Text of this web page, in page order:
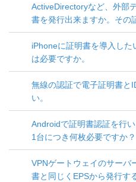
ActiveDirectoryなど、外部
書を発行出来ますか。その
能ですか。
iPhoneに証明書を導入し
は必要ですか。
無線の認証で電子証明書と
い。
Androidで証明書認証を行
1台につき何枚必要ですか？
VPNゲートウェイのサーバ
書と同じくEPSから発行す